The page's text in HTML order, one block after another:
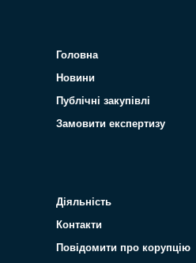
Головна
Новини
Публічні закупівлі
Замовити експертизу
Діяльність
Контакти
Повідомити про корупцію